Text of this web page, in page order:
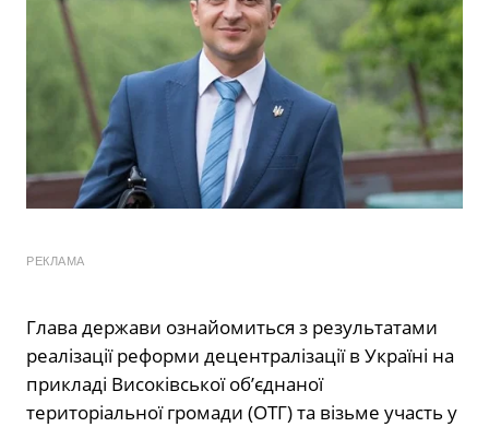
РЕКЛАМА
Глава держави ознайомиться з результатами
реалізації реформи децентралізації в Україні на
прикладі Високівської об’єднаної
територіальної громади (ОТГ) та візьме участь у